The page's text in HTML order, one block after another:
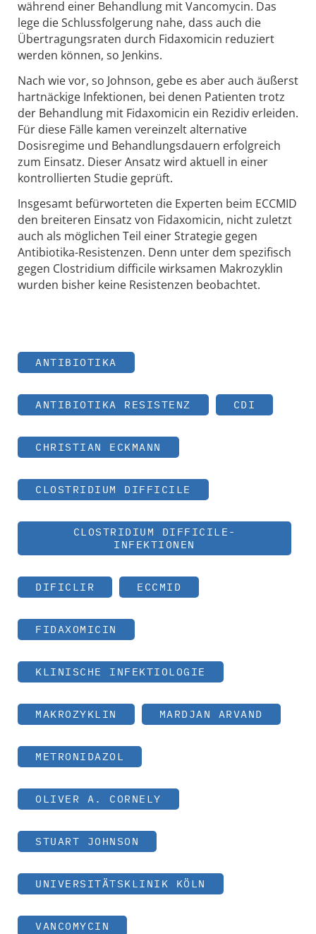
während einer Behandlung mit Vancomycin. Das
lege die Schlussfolgerung nahe, dass auch die
Übertragungsraten durch Fidaxomicin reduziert
werden können, so Jenkins.
Nach wie vor, so Johnson, gebe es aber auch äußerst
hartnäckige Infektionen, bei denen Patienten trotz
der Behandlung mit Fidaxomicin ein Rezidiv erleiden.
Für diese Fälle kamen vereinzelt alternative
Dosisregime und Behandlungsdauern erfolgreich
zum Einsatz. Dieser Ansatz wird aktuell in einer
kontrollierten Studie geprüft.
Insgesamt befürworteten die Experten beim ECCMID
den breiteren Einsatz von Fidaxomicin, nicht zuletzt
auch als möglichen Teil einer Strategie gegen
Antibiotika-Resistenzen. Denn unter dem spezifisch
gegen Clostridium difficile wirksamen Makrozyklin
wurden bisher keine Resistenzen beobachtet.
ANTIBIOTIKA
ANTIBIOTIKA RESISTENZ CDI
CHRISTIAN ECKMANN
CLOSTRIDIUM DIFFICILE
CLOSTRIDIUM DIFFICILE-
INFEKTIONEN
DIFICLIR ECCMID
FIDAXOMICIN
KLINISCHE INFEKTIOLOGIE
MAKROZYKLIN MARDJAN ARVAND
METRONIDAZOL
OLIVER A. CORNELY
STUART JOHNSON
UNIVERSITÄTSKLINIK KÖLN
VANCOMYCIN